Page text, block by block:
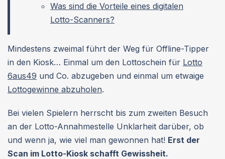
Was sind die Vorteile eines digitalen
Lotto-Scanners?
Mindestens zweimal führt der Weg für Offline-Tipper
in den Kiosk… Einmal um den Lottoschein für Lotto
6aus49 und Co. abzugeben und einmal um etwaige
Lottogewinne abzuholen.
Bei vielen Spielern herrscht bis zum zweiten Besuch
an der Lotto-Annahmestelle Unklarheit darüber, ob
und wenn ja, wie viel man gewonnen hat! Erst der
Scan im Lotto-Kiosk schafft Gewissheit.